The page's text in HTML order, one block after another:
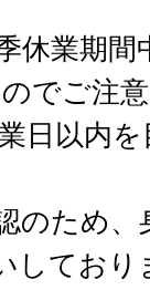
休業期
でご注
日以内
のため、
しており